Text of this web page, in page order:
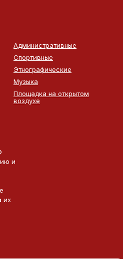
Административные
Спортивные
Этнографические
Музыка
Площадка на открытом
воздухе
и
их